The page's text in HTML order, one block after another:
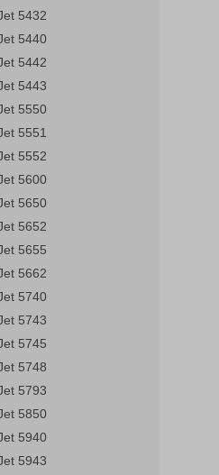
5432
5440
5442
5443
5550
5551
5552
5600
5650
5652
5655
5662
5740
5743
5745
5748
5793
5850
5940
5943